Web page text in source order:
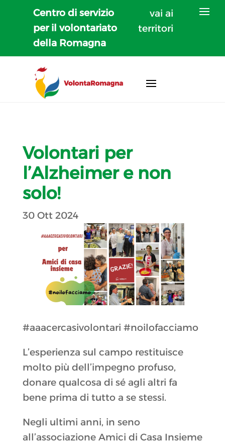
Centro di servizio
per il volontariato
della Romagna
vai ai
territori
Volontari per
l’Alzheimer e non
solo!
30 Ott 2024
#aaacercasivolontari #noilofacciamo
L’esperienza sul campo restituisce
molto più dell’impegno profuso,
donare qualcosa di sé agli altri fa
bene prima di tutto a se stessi.
Negli ultimi anni, in seno
all’associazione Amici di Casa Insieme